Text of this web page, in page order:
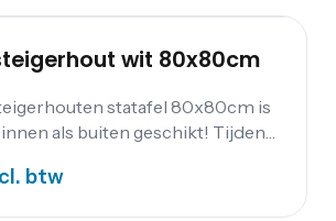
wit 80x80cm
statafel 80x80cm is
als buiten geschikt! Tijdens
met deze steigerhouten statafel.
btw